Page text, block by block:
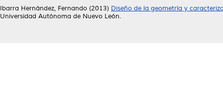
Ibarra Hernández, Fernando (2013) Diseño de la geometría y
Universidad Autónoma de Nuevo León.